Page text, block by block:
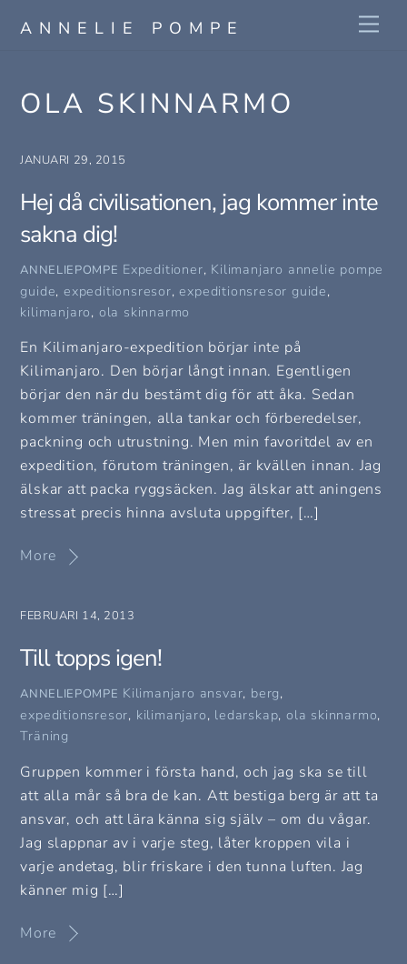
ANNELIE POMPE
OLA SKINNARMO
JANUARI 29, 2015
Hej då civilisationen, jag kommer inte
sakna dig!
ANNELIEPOMPE Expeditioner, Kilimanjaro annelie pompe
guide,expeditionsresor,expeditionsresor guide,
kilimanjaro, ola skinnarmo
En Kilimanjaro-expedition börjar inte på
Kilimanjaro. Den börjar långt innan. Egentligen
börjar den när du bestämt dig för att åka. Sedan
kommer träningen, alla tankar och förberedelser,
packning och utrustning. Men min favoritdel av en
expedition, förutom träningen, är kvällen innan. Jag
älskar att packa ryggsäcken. Jag älskar att aningens
stressat precis hinna avsluta uppgifter, […]
More
FEBRUARI 14, 2013
Till topps igen!
ANNELIEPOMPE Kilimanjaro ansvar, berg,
expeditionsresor, kilimanjaro, ledarskap,ola skinnarmo,
Träning
Gruppen kommer i första hand, och jag ska se till
att alla mår så bra de kan. Att bestiga berg är att ta
ansvar, och att lära känna sig själv – om du vågar.
Jag slappnar av i varje steg, låter kroppen vila i
varje andetag, blir friskare i den tunna luften. Jag
känner mig […]
More